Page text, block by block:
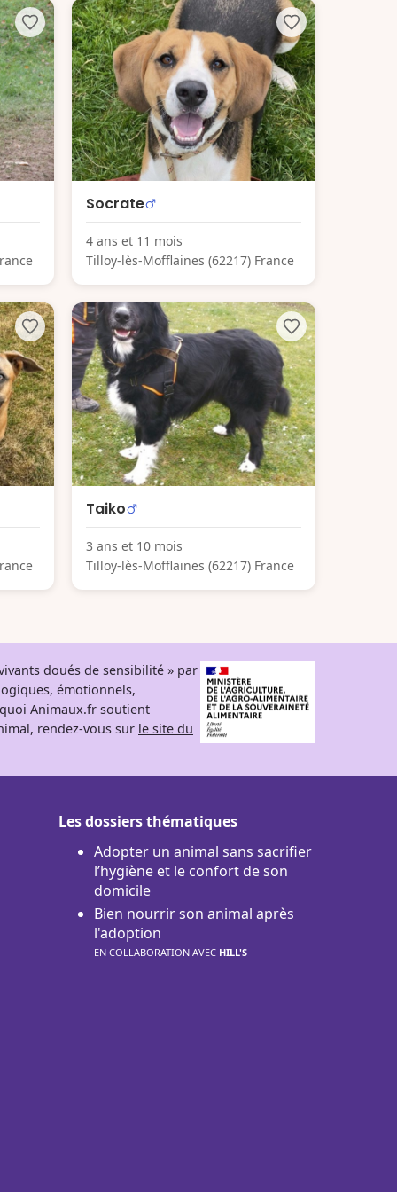
Socrate
4 ans et 11 mois
Tilloy-lès-Mofflaines (62217) France
Taiko
3 ans et 10 mois
Tilloy-lès-Mofflaines (62217) France
doués de sensibilité » par
émotionnels,
Animaux.fr soutient
rendez-vous sur le site du
Les dossiers thématiques
Adopter un animal sans sacrifier
l’hygiène et le confort de son
domicile
Bien nourrir son animal après
l'adoption
EN COLLABORATION AVEC HILL'S